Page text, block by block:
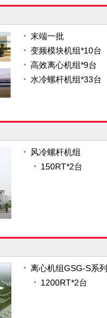
末端一批
变频模块机组*10台
高效离心机组*9台
水冷螺杆机组*33台
风冷螺杆机组
150RT*2台
离心机组GSG-S系列
1200RT*2台